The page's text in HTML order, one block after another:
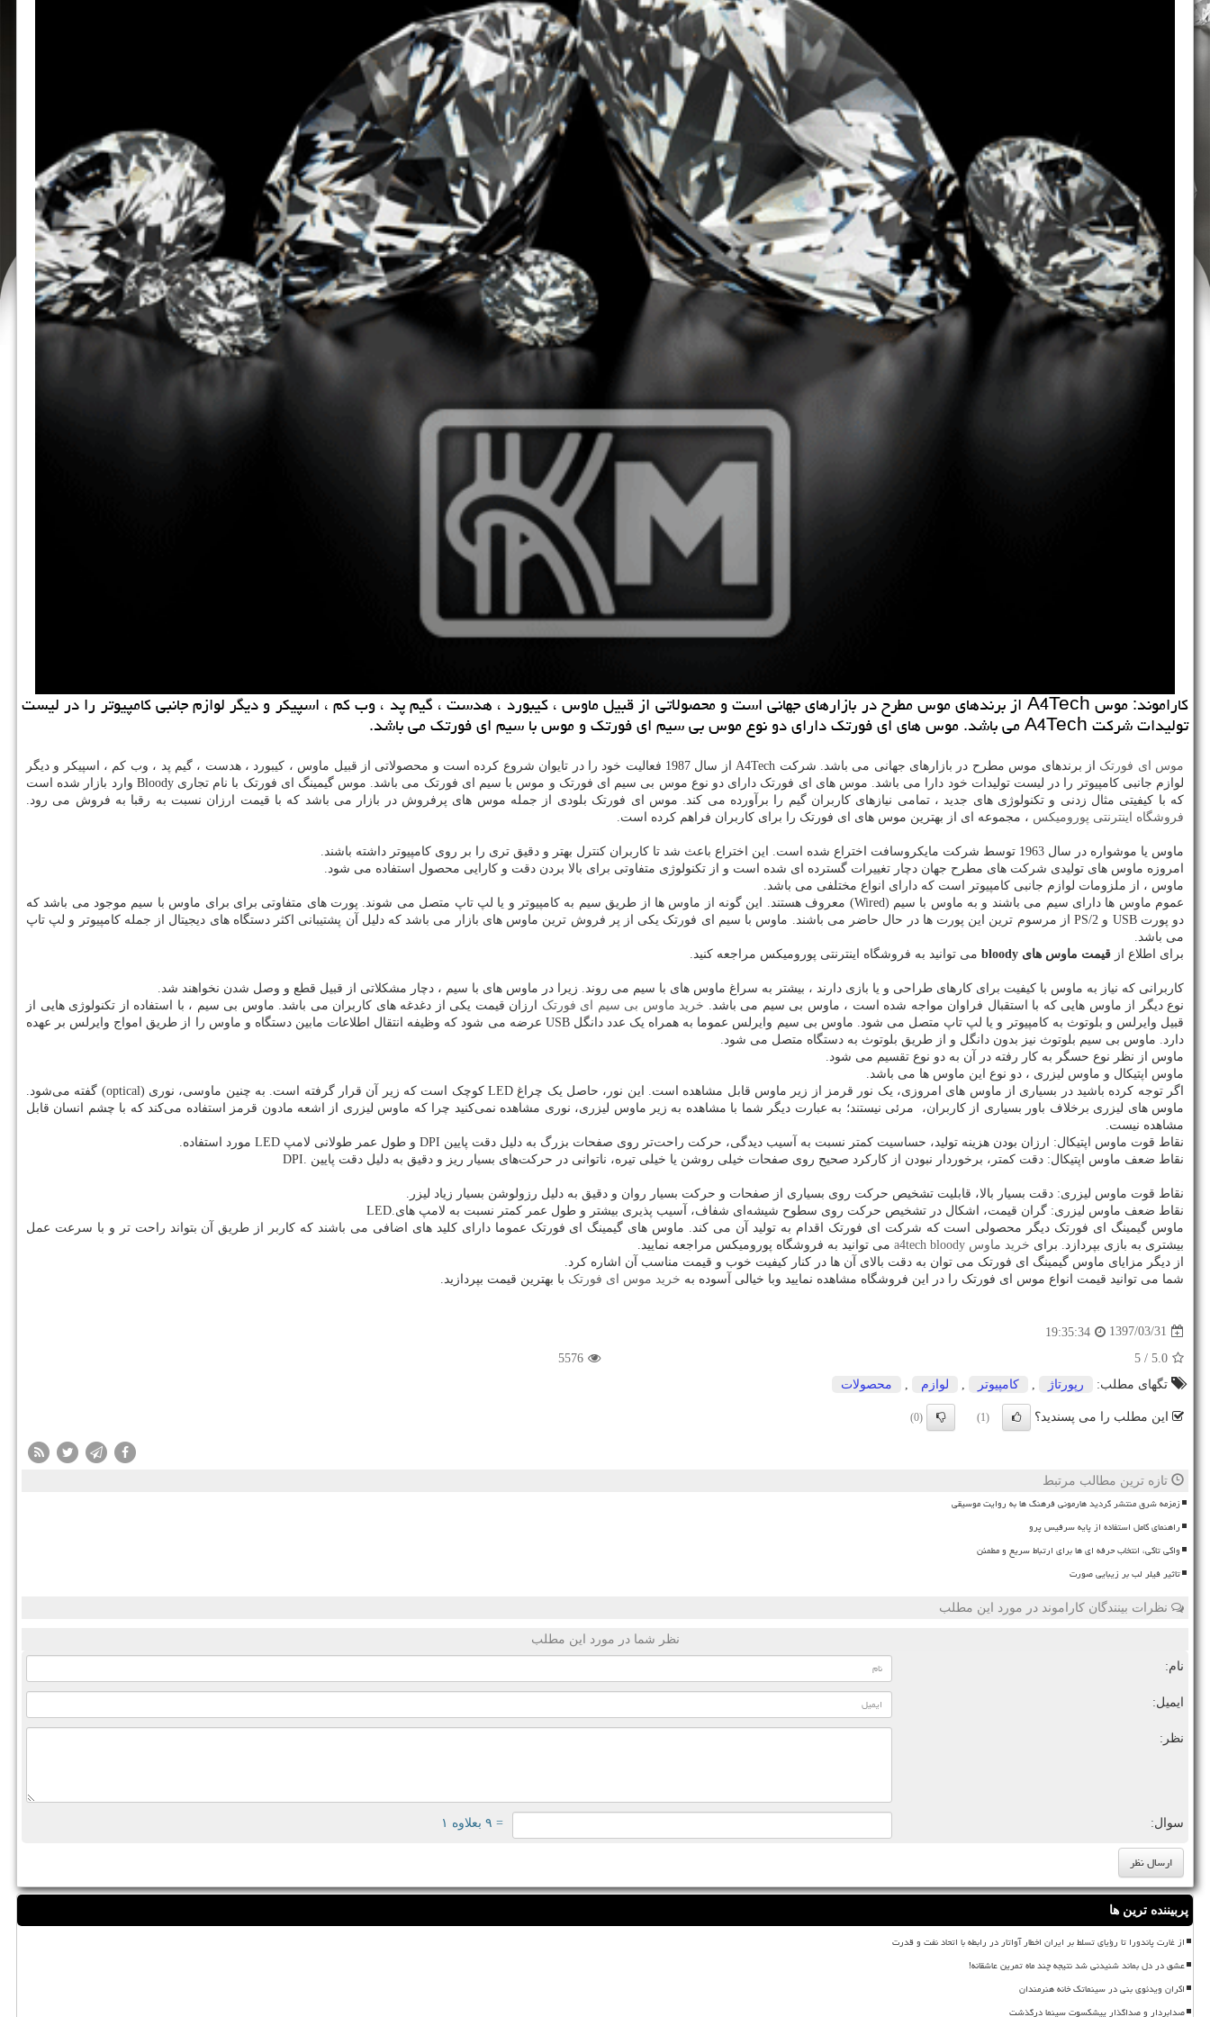
كاراموند: موس A4Tech از برندهای موس مطرح در بازارهای جهانی است و محصولاتی از قبیل ماوس ، كیبورد ، هدست ، گیم پد ، وب كم ، اسپیكر و دیگر لوازم جانبی كامپیوتر را در لیست
تولیدات شركت A4Tech می باشد. موس های ای فورتك دارای دو نوع موس بی سیم ای فورتك و موس با سیم ای فورتك می باشد.
موس ای فورتک از برندهای موس مطرح در بازارهای جهانی می باشد. شرکت A4Tech
از سال 1987 فعالیت خود را در تایوان شروع کرده است و محصولاتی از قبیل ماوس ، کیبورد ، هدست ، گیم پد ، وب کم ، اسپیکر و دیگر
لوازم جانبی کامپیوتر را در لیست تولیدات خود دارا می باشد. موس های ای فورتک دارای دو نوع موس بی سیم ای فورتک و موس با سیم ای فورتک می باشد. موس گیمینگ ای فورتک با نام تجاریBloody وارد بازار شده است
که با کیفیتی مثال زدنی و تکنولوژی های جدید ، تمامی نیازهای کاربران گیم را برآورده می کند. موس ای فورتک بلودی از جمله موس های پرفروش در بازار می باشد که با قیمت ارزان نسبت به رقبا به فروش می رود.
فروشگاه اینترنتی پورومیکس ، مجموعه ای از بهترین موس های ای فورتک را برای کاربران فراهم کرده است.
ماوس یا موشواره در سال 1963 توسط شرکت مایکروسافت اختراع شده است. این اختراع باعث شد تا کاربران کنترل بهتر و دقیق تری را بر روی کامپیوتر داشته باشند.
امروزه ماوس های تولیدی شرکت های مطرح جهان دچار تغییرات گسترده ای شده است و از تکنولوژی متفاوتی برای بالا بردن دقت و کارایی محصول استفاده می شود.
ماوس ، از ملزومات لوازم جانبی کامپیوتر است که دارای انواع مختلفی می باشد.
عموم ماوس ها دارای سیم می باشند و به ماوس با سیم (Wired) معروف هستند. این گونه از ماوس ها از طریق سیم به کامپیوتر و یا لپ تاپ متصل می شوند. پورت های متفاوتی برای برای ماوس با سیم موجود می باشد که
دو پورتUSB و PS/2از مرسوم ترین این پورت ها در حال حاضر می باشند. ماوس با سیم ای فورتک یکی از پر فروش ترین ماوس های بازار می باشد که دلیل آن پشتیبانی اکثر دستگاه های دیجیتال از جمله کامپیوتر و لپ تاپ
می باشد.
برای اطلاع از قیمت ماوس های bloody می توانید به فروشگاه اینترنتی پورومیکس مراجعه کنید.
کاربرانی که نیاز به ماوس با کیفیت برای کارهای طراحی و یا بازی دارند ، بیشتر به سراغ ماوس های با سیم می روند. زیرا در ماوس های با سیم ، دچار مشکلاتی از قبیل قطع و وصل شدن نخواهند شد.
نوع دیگر از ماوس هایی که با استقبال فراوان مواجه شده است ، ماوس بی سیم می باشد. خرید ماوس بی سیم ای فورتک ارزان قیمت یکی از دغدغه های کاربران می باشد. ماوس بی سیم ، با استفاده از تکنولوژی هایی از
قبیل وایرلس و بلوتوث به کامپیوتر و یا لپ تاپ متصل می شود. ماوس بی سیم وایرلس عموما به همراه یک عدد دانگلUSB عرضه می شود که وظیفه انتقال اطلاعات مابین دستگاه و ماوس را از طریق امواج وایرلس بر عهده
دارد. ماوس بی سیم بلوتوث نیز بدون دانگل و از طریق بلوتوث به دستگاه متصل می شود.
ماوس از نظر نوع حسگر به کار رفته در آن به دو نوع تقسیم می شود.
ماوس اپتیکال و ماوس لیزری ، دو نوع این ماوس ها می باشد.
اگر توجه کرده باشید در بسیاری از ماوس های امروزی، یک نور قرمز از زیر ماوس قابل مشاهده است. این نور، حاصل یک چراغ LEDکوچک است که زیر آن قرار گرفته است. به چنین ماوسی، نوری (optical) گفته می‌شود.
ماوس های لیزری برخلاف باور بسیاری از کاربران، مرئی نیستند؛ به عبارت دیگر شما با مشاهده به زیر ماوس لیزری، نوری مشاهده نمی‌کنید چرا که ماوس لیزری از اشعه مادون قرمز استفاده می‌کند که با چشم انسان قابل
مشاهده نیست.
نقاط قوت ماوس اپتیکال: ارزان بودن هزینه تولید، حساسیت کمتر نسبت به آسیب دیدگی، حرکت راحت‌تر روی صفحات بزرگ به دلیل دقت پایین DPI و طول عمر طولانی لامپ LED مورد استفاده
نقاط ضعف ماوس اپتیکال: دقت کمتر، برخوردار نبودن از کارکرد صحیح روی صفحات خیلی روشن یا خیلی تیره، ناتوانی در حرکت‌های بسیار ریز و دقیق به دلیل دقت پایین
DPI.
نقاط قوت ماوس لیزری: دقت بسیار بالا، قابلیت تشخیص حرکت روی بسیاری از صفحات و حرکت بسیار روان و دقیق به دلیل رزولوشن بسیار زیاد لیزر
نقاط ضعف ماوس لیزری: گران قیمت، اشکال در تشخیص حرکت روی سطوح شیشه‌ای شفاف، آسیب پذیری بیشتر و طول عمر کمتر نسبت به لامپ های LED.
ماوس گیمینگ ای فورتک دیگر محصولی است که شرکت ای فورتک اقدام به تولید آن می کند. ماوس های گیمینگ ای فورتک عموما دارای کلید های اضافی می باشند که کاربر از طریق آن بتواند راحت تر و با سرعت عمل
بیشتری به بازی بپردازد. برای خرید ماوس a4tech bloody می توانید به فروشگاه پورومیکس مراجعه نمایید.
از دیگر مزایای ماوس گیمینگ ای فورتک می توان به دقت بالای آن ها در کنار کیفیت خوب و قیمت مناسب آن اشاره کرد.
شما می توانید قیمت انواع موس ای فورتک را در این فروشگاه مشاهده نمایید وبا خیالی آسوده به خرید موس ای فورتک با بهترین قیمت بپردازید.
1397/03/31
19:35:34
5.0
/ 5
5576
تگهای مطلب:
رپورتاژ كامپیوتر لوازم محصولات
این مطلب را می پسندید؟ (1)
(0)
تازه ترین مطالب مرتبط
زمزمه شرق منتشر گردید هارمونی فرهنگ ها به روایت موسیقی
راهنمای کامل استفاده از پایه سرفیس پرو
واکی تاکی، انتخاب حرفه ای ها برای ارتباط سریع و مطمئن
تاثیر فیلر لب بر زیبایی صورت
نظرات بینندگان کاراموند در مورد این مطلب
نظر شما در مورد این مطلب
نام:
ایمیل:
نظر:
سوال: = ۹ بعلاوه ۱
پربیننده ترین ها
از غارت پاندورا تا رؤیای تسلط بر ایران اخطار آواتار در رابطه با اتحاد نفت و قدرت
عشق در دل بماند شنیدنی شد نتیجه چند ماه تمرین عاشقانه!
اکران ویدئوی بنی در سینماتک خانه هنرمندان
صدابردار و صداگذار پیشکسوت سینما درگذشت